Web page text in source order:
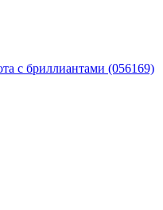
с бриллиантами (056169)